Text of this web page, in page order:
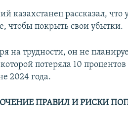
казахстанец рассказал,
чтобы покрыть свои убытки.
на трудности, он не
потеряла 10
2024 года.
ПРАВИЛ И РИСКИ